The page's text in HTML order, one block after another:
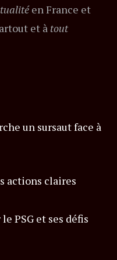
en France et
et à tout
un sursaut face à
actions claires
PSG et ses défis